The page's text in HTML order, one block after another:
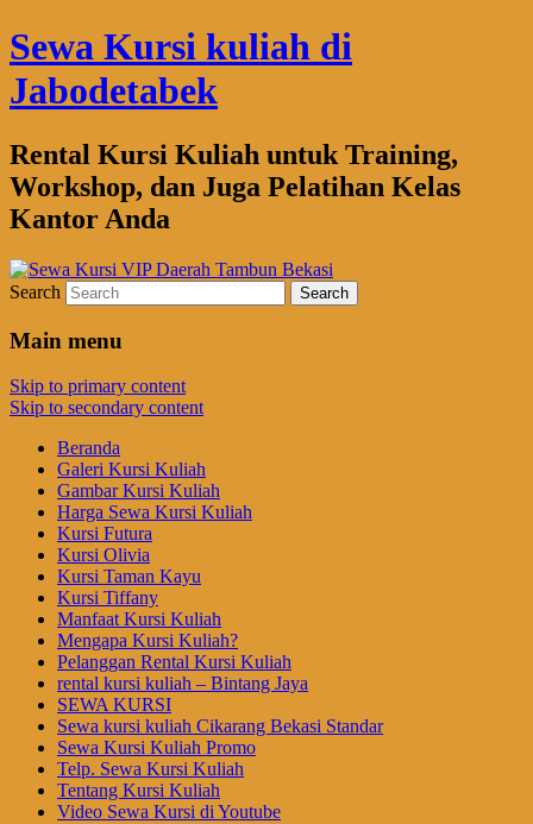
Sewa Kursi kuliah di
Jabodetabek
Rental Kursi Kuliah untuk Training,
Workshop, dan Juga Pelatihan Kelas
Kantor Anda
Search
Main menu
Skip to primary content
Skip to secondary content
Beranda
Galeri Kursi Kuliah
Gambar Kursi Kuliah
Harga Sewa Kursi Kuliah
Kursi Futura
Kursi Olivia
Kursi Taman Kayu
Kursi Tiffany
Manfaat Kursi Kuliah
Mengapa Kursi Kuliah?
Pelanggan Rental Kursi Kuliah
rental kursi kuliah – Bintang Jaya
SEWA KURSI
Sewa kursi kuliah Cikarang Bekasi Standar
Sewa Kursi Kuliah Promo
Telp. Sewa Kursi Kuliah
Tentang Kursi Kuliah
Video Sewa Kursi di Youtube